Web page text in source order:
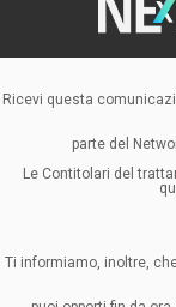
Ricevi questa
parte del
Le Contitolari del
Ti informiamo, inoltre,